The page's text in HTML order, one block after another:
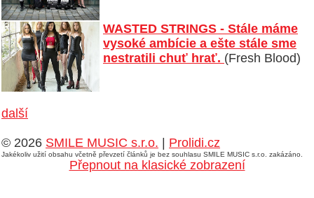
WASTED STRINGS - Stále máme
vysoké ambície a ešte stále sme
nestratili chuť hrať. (Fresh Blood)
další
© 2026 SMILE MUSIC s.r.o. Prolidi.cz
Jakékoliv užití obsahu včetně převzetí článků je bez souhlasu SMILE MUSIC s.r.o. zakázáno.
Přepnout na klasické zobrazení